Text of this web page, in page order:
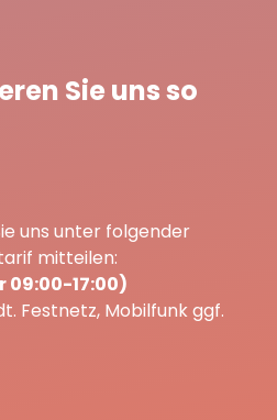
Sie uns so
uns unter folgender
mitteilen:
09:00-17:00)
Festnetz, Mobilfunk ggf.